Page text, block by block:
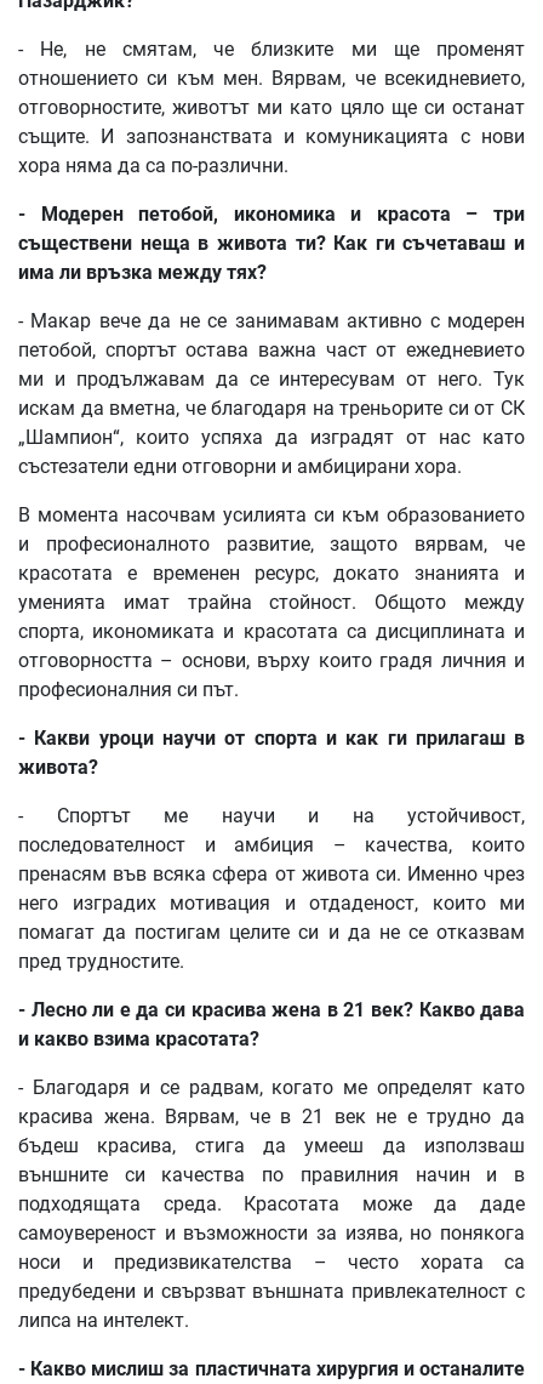
- Не, не смятам, че близките ми ще променят
отношението си към мен. Вярвам, че всекидневието,
отговорностите, животът ми като цяло ще си останат
същите. И запознанствата и комуникацията с нови
хора няма да са по-различни.
- Модерен петобой, икономика и красота –три
съществени неща в живота ти? Как ги съчетаваш и
има ли връзка между тях?
- Макар вече да не се занимавам активно с модерен
петобой, спортът остава важна част от ежедневието
ми и продължавам да се интересувам от него. Тук
искам да вметна, че благодаря на треньорите си от СК
„Шампион“, които успяха да изградят от нас като
състезатели едни отговорни и амбицирани хора.
В момента насочвам усилията си към образованието
и професионалното развитие, защото вярвам, че
красотата е временен ресурс, докато знанията и
уменията имат трайна стойност. Общото между
спорта, икономиката и красотата са дисциплината и
отговорността – основи, върху които градя личния и
професионалния си път.
- Какви уроци научи от спорта и как ги прилагаш в
живота?
- Спортът ме научи и на устойчивост,
последователност и амбиция – качества, които
пренасям във всяка сфера от живота си. Именно чрез
него изградих мотивация и отдаденост, които ми
помагат да постигам целите си и да не се отказвам
пред трудностите.
- Лесно ли е да си красива жена в21 век? Какво дава
и какво взима красотата?
- Благодаря и се радвам, когато ме определят като
красива жена. Вярвам, че в 21 век не е трудно да
бъдеш красива, стига да умееш да използваш
външните си качества по правилния начин и в
подходящата среда. Красотата може да даде
самоувереност и възможности за изява, но понякога
носи и предизвикателства – често хората са
предубедени и свързват външната привлекателност с
липса на интелект.
- Какво мислиш за пластичната хирургия и останалите